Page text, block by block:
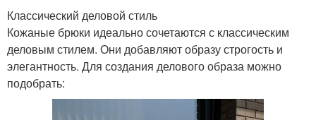
Классический деловой стиль
Кожаные брюки идеально сочетаются с классическим
деловым стилем. Они добавляют образу строгость и
элегантность. Для создания делового образа можно
подобрать: